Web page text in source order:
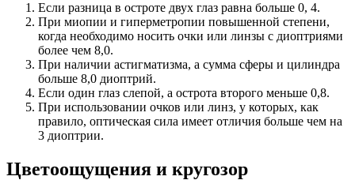
Если разница в остроте двух глаз равна больше 0, 4.
При миопии и гиперметропии повышенной степени,
когда необходимо носить очки или линзы с диоптриями
более чем 8,0.
При наличии астигматизма, а сумма сферы и цилиндра
больше 8,0 диоптрий.
Если один глаз слепой, а острота второго меньше 0,8.
При использовании очков или линз, у которых, как
правило, оптическая сила имеет отличия больше чем на
3 диоптрии.
Цветоощущения и кругозор